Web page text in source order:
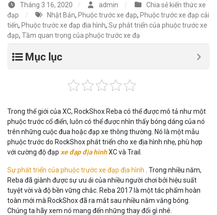
Tháng 3 16, 2020 admin
Chia sẻ kiến thức xe
đạp
Nhật Bản, Phuộc trước xe đạp, Phuộc trước xe đạp cải
tiến, Phuộc trước xe đạp địa hình, Sự phát triển của phuộc trước xe
đạp, Tầm quan trọng của phuộc trước xe đạ
Mục lục
Trong thế giới của XC, RockShox Reba có thể được mô tả như một
phuộc trước cổ điển, luôn có thể được nhìn thấy bóng dáng của nó
trên những cuộc đua hoặc đạp xe thông thường. Nó là một mẫu
phuộc trước do RockShox phát triển cho xe địa hình nhẹ, phù hợp
với cường độ đạp xe đạp địa hìnhXC và Trail.
Sự phát triển của phuộc trước xe đạp địa hình . Trong nhiều năm,
Reba đã giành được sự ưu ái của nhiều người chơi bởi hiệu suất
tuyệt vời và độ bền vững chắc. Reba 2017 là một tác phẩm hoàn
toàn mới mà RockShox đã ra mắt sau nhiều năm vắng bóng.
Chúng ta hãy xem nó mang đến những thay đổi gì nhé.